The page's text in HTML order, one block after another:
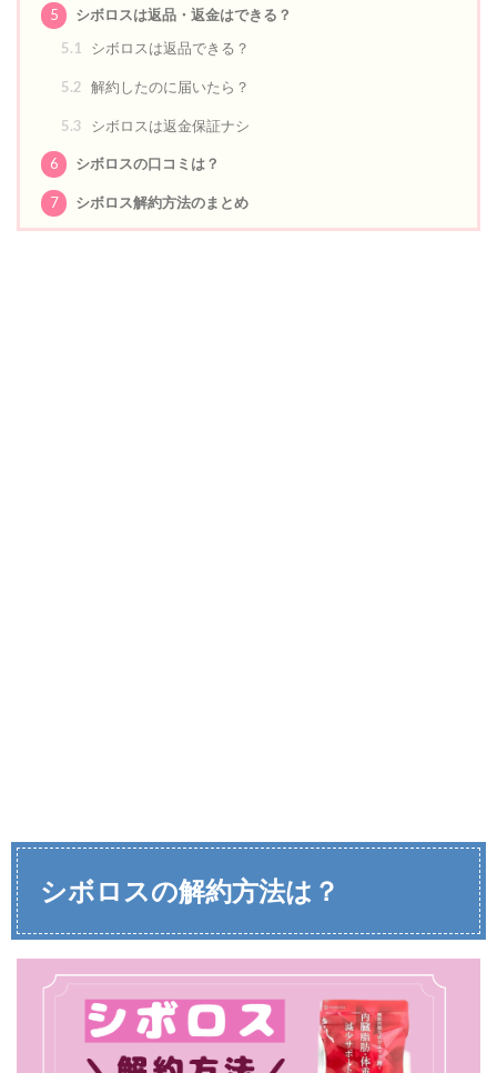
5
シボロスは返品・返金はできる？
5.1
シボロスは返品できる？
5.2 解約したのに届いたら？
5.3 シボロスは返金保証ナシ
6 シボロスの口コミは？
7 シボロス解約方法のまとめ
シボロスの解約方法は？